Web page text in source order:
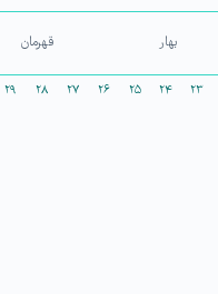
بهار قهرمان
۲۳ ۲۴ ۲۵ ۲۶ ۲۷ ۲۸ ۲۹